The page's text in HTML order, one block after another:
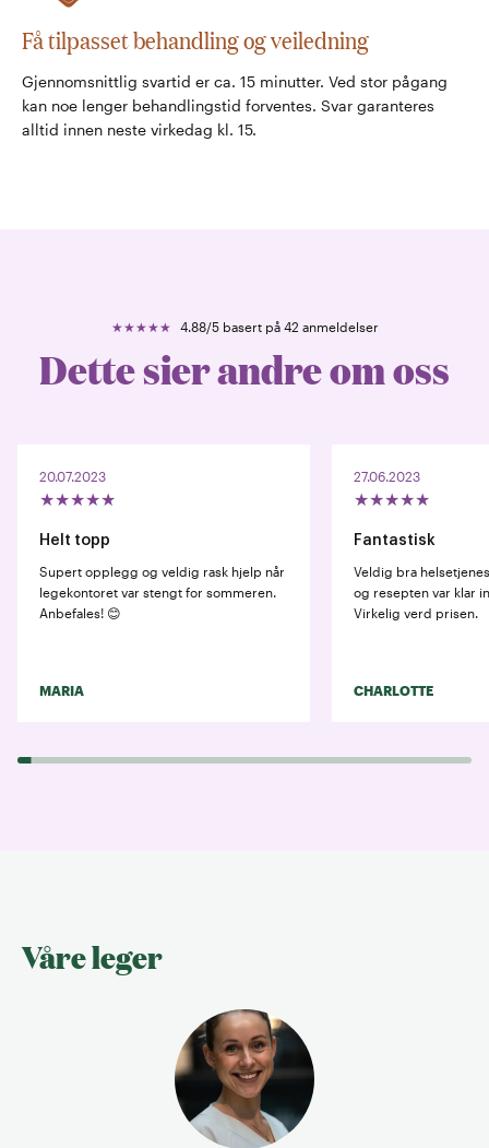
Få tilpasset behandling og veiledning
Gjennomsnittlig svartid er ca. 15 minutter. Ved stor pågang
kan noe lenger behandlingstid forventes. Svar garanteres
alltid innen neste virkedag kl. 15.
★★★★★ 4.88/5 basert på 42 anmeldelser
Dette sier andre om oss
20.07.2023
★★★★★
Helt topp
Supert opplegg og veldig rask hjelp når
legekontoret var stengt for sommeren.
Anbefales! 😊
MARIA
27.06.2023
★★★★★
Fantastisk
Veldig bra
og resepten var klar
Virkelig verd prisen.
CHARLOTTE
Våre leger